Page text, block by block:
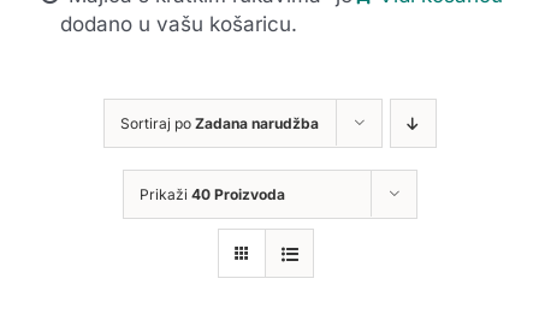
dodano u vašu košaricu.
Sortiraj po Zadana narudžba
Prikaži 40 Proizvoda